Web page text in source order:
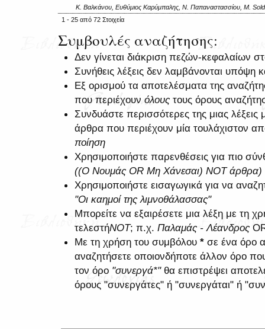
Κ. Βαλκάνου, Ευθύμιος Καρύμπαλης, Ν. Παπαναστασσίου, M.
1 - 25 από 72 Στοιχεία
Συμβουλές αναζήτησης:
Δεν γίνεται διάκριση πεζών-κεφαλαίων
Συνήθεις λέξεις δεν λαμβάνονται υπόψη
Εξ ορισμού τα αποτελέσματα της
που περιέχουν όλους τους όρους
Συνδυάστε περισσότερες της μιας λέξεις
άρθρα που περιέχουν μία τουλάχιστον
ποίηση
Χρησιμοποιήστε παρενθέσεις για πιο
((Ο Νουμάς OR Μη Χάνεσαι) NOT άρθρα)
Χρησιμοποιήστε εισαγωγικά για να
"Οι καημοί της λιμνοθάλασσας"
Μπορείτε να εξαιρέσετε μια λέξη με τη
τελεστήNOT; π.χ. Παλαμάς - Λέανδρος
Με τη χρήση του συμβόλου * σε ένα όρο
αναζητήσετε οποιονδήποτε άλλον όρο
τον όρο "συνεργά*"θα επιστρέψει
όρους "συνεργάτες" ή "συνεργάται" ή